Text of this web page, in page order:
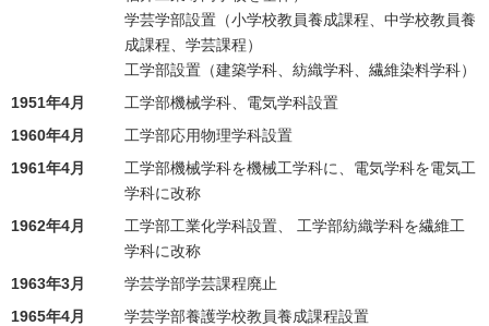
学芸学部設置（小学校教員養成課程、中学校教員養
成課程、学芸課程）
工学部設置（建築学科、紡織学科、繊維染料学科）
1951年4月
工学部機械学科、電気学科設置
1960年4月
工学部応用物理学科設置
1961年4月
工学部機械学科を機械工学科に、電気学科を電気工
学科に改称
1962年4月
工学部工業化学科設置、 工学部紡織学科を繊維工
学科に改称
1963年3月
学芸学部学芸課程廃止
1965年4月
学芸学部養護学校教員養成課程設置